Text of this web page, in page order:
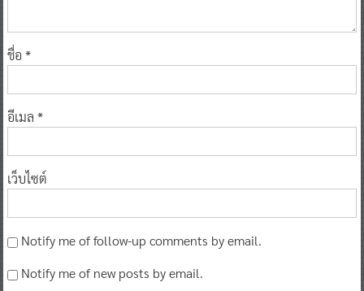
ชื่อ *
อีเมล *
เว็บไซต์
Notify me of follow-up comments by email.
Notify me of new posts by email.